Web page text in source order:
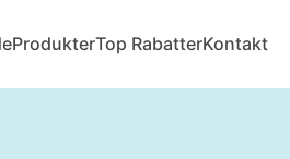
ProdukterTop RabatterKontakt